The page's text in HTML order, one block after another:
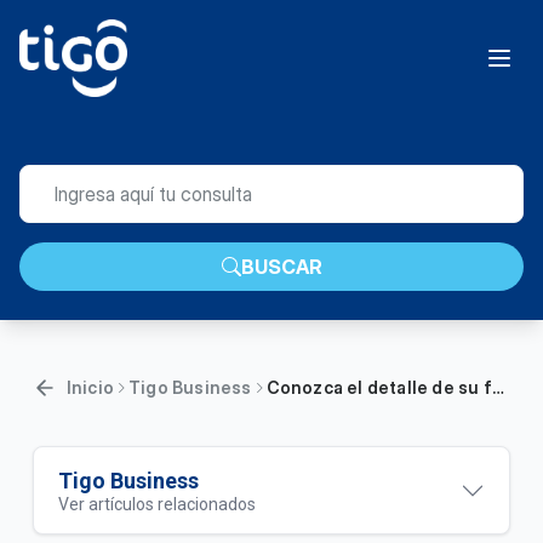
BUSCAR
Inicio Tigo Business Conozca el detalle de su factura móvil en Tigo Business Online | Empresas
Tigo Business
Ver artículos relacionados